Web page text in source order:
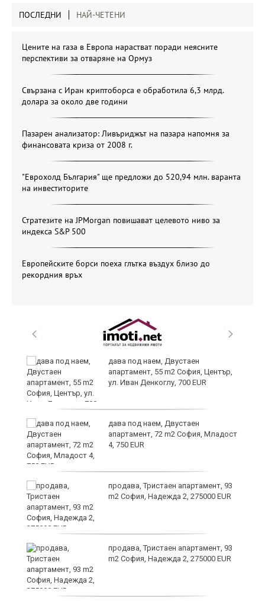
ПОСЛЕДНИ НАЙ-ЧЕТЕНИ
Цените на газа в Европа нарастват поради неясните
перспективи за отваряне на Ормуз
Свързана с Иран криптоборса е обработила 6,3 млрд.
долара за около две години
Пазарен анализатор: Ливъриджът на пазара напомня за
финансовата криза от 2008 г.
"Еврохолд България" ще предложи до 520,94 млн. варанта
на инвеститорите
Стратезите на JPMorgan повишават целевото ниво за
индекса S&P 500
Европейските борси поеха глътка въздух близо до
рекордния връх
дава под наем, Двустаен
апартамент, 55 m2 София, Център,
ул. Иван Денкоглу, 700 EUR
дава под наем, Двустаен
апартамент, 72 m2 София, Младост
4, 750 EUR
продава, Тристаен апартамент, 93
m2 София, Надежда 2, 275000 EUR
продава, Тристаен апартамент, 93
m2 София, Надежда 2, 275000 EUR